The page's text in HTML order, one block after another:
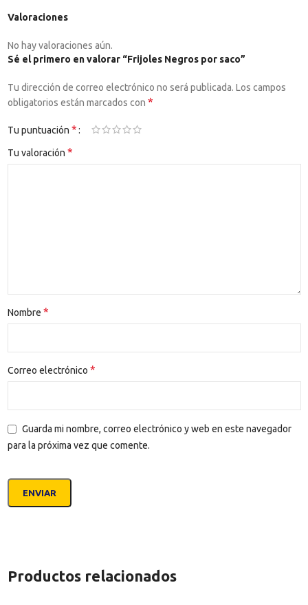
Valoraciones
No hay valoraciones aún.
Sé el primero en valorar “Frijoles Negros por saco”
Tu dirección de correo electrónico no será publicada. Los campos
obligatorios están marcados con *
Tu puntuación *
Tu valoración *
Nombre *
Correo electrónico *
Guarda mi nombre, correo electrónico y web en este navegador
para la próxima vez que comente.
Productos relacionados